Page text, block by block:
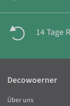
14 Tage
Decowoerner
Über uns